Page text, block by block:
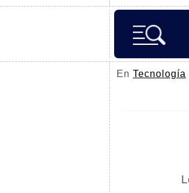
En Tecnología